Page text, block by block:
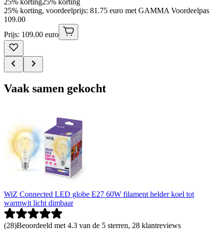
25% korting25% korting
25% korting, voordeelprijs: 81.75 euro met GAMMA Voordeelpas
109.00
Prijs: 109.00 euro
Vaak samen gekocht
WiZ Connected LED globe E27 60W filament helder koel tot
warmwit licht dimbaar
(28)Beoordeeld met 4.3 van de 5 sterren, 28 klantreviews